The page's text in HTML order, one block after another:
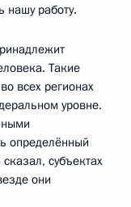
нашу работу.
Такие
всех регионах
уровне.
определённый
субъектах
они